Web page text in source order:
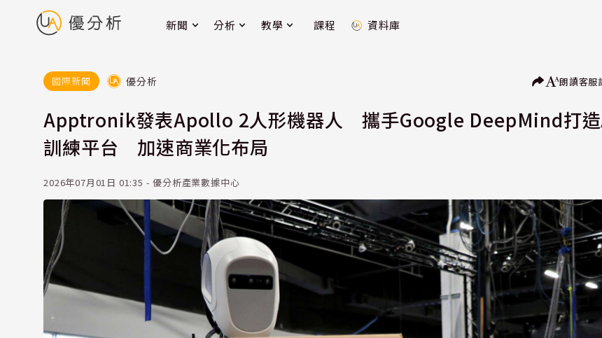
新聞 分析 教學 課程 資料庫
國際新聞 優分析 朗讀客服
Apptronik發表Apollo 2人形機器人 攜手Google DeepMind打
訓練平台 加速商業化布局
2026年07月01日 01:35 - 優分析產業數據中心